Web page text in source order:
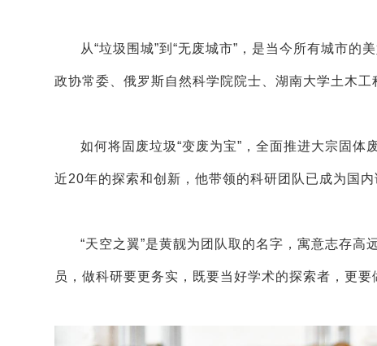
从“垃圾围城”到“无废城市”，是当今所有城市
政协常委、俄罗斯自然科学院院士、湖南大学土木工
如何将固废垃圾“变废为宝”，全面推进大宗固
近20年的探索和创新，他带领的科研团队已成为国内
“天空之翼”是黄靓为团队取的名字，寓意志存
员，做科研要更务实，既要当好学术的探索者，更要